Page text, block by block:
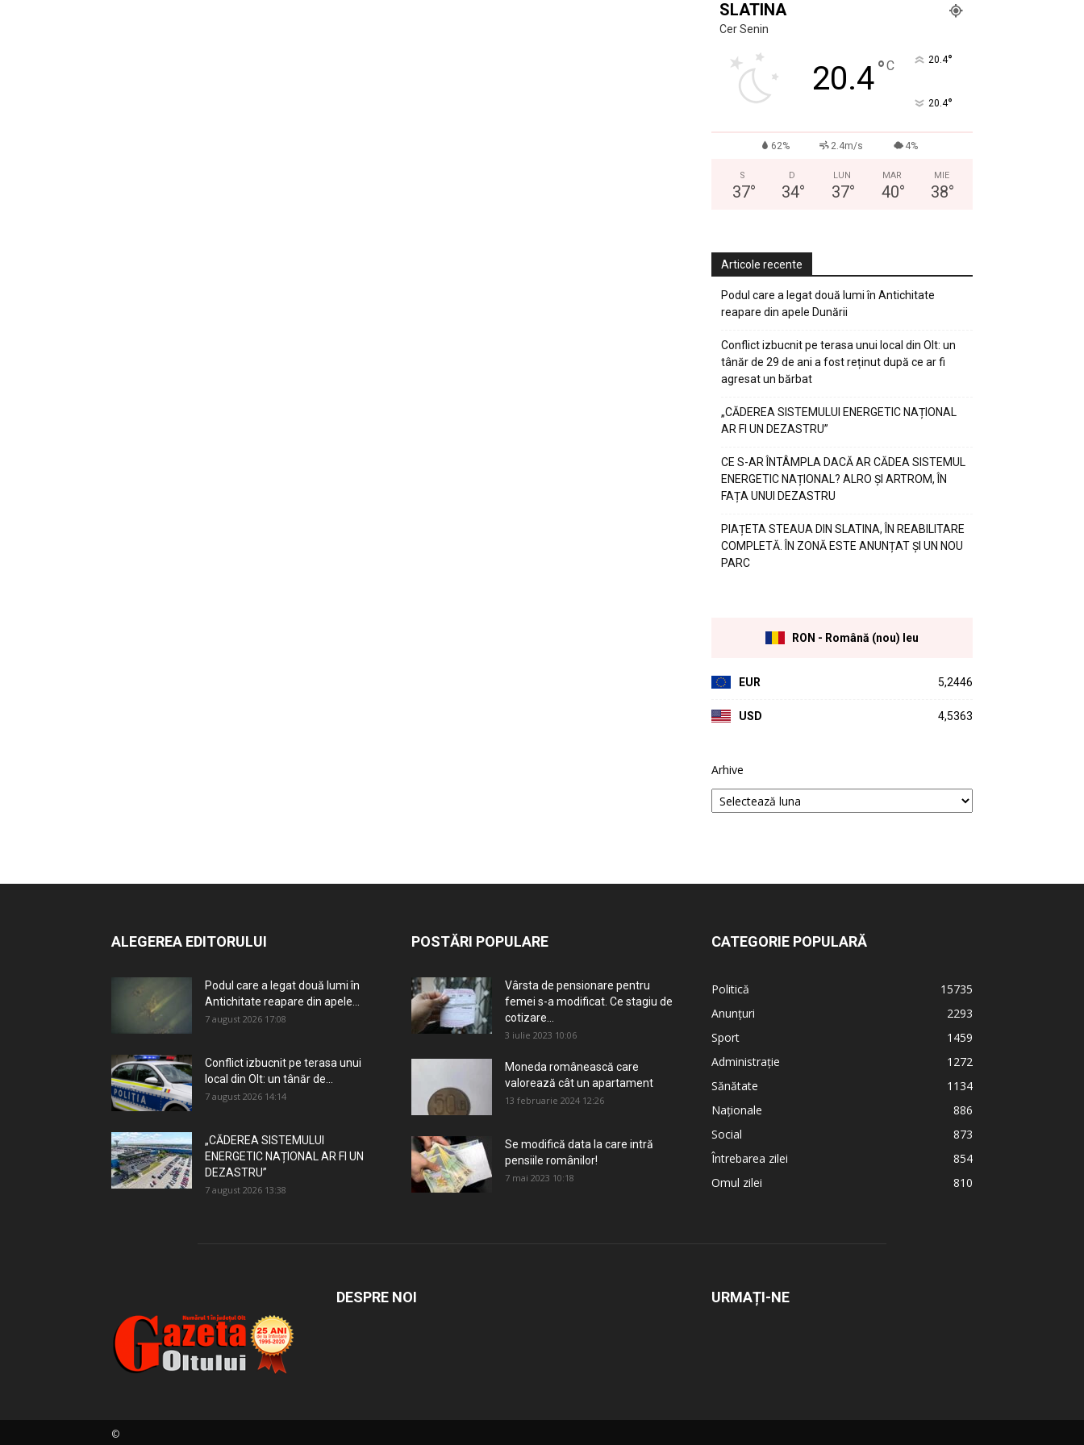
SLATINA
Cer Senin
20.4°C 20.4°
20.4°
62% 2.4m/s 4%
S
37°
D
34°
LUN
37°
MAR
40°
MIE
38°
Articole recente
Podul care a legat două lumi în Antichitate
reapare din apele Dunării
Conflict izbucnit pe terasa unui local din Olt: un
tânăr de 29 de ani a fost reținut după ce ar fi
agresat un bărbat
„CĂDEREA SISTEMULUI ENERGETIC NAȚIONAL
AR FI UN DEZASTRU”
CE S-AR ÎNTÂMPLA DACĂ AR CĂDEA SISTEMUL
ENERGETIC NAȚIONAL? ALRO ȘI ARTROM, ÎN
FAȚA UNUI DEZASTRU
PIAȚETA STEAUA DIN SLATINA, ÎN REABILITARE
COMPLETĂ. ÎN ZONĂ ESTE ANUNȚAT ȘI UN NOU
PARC
RON - Română (nou) leu
EUR 5,2446
USD 4,5363
Arhive
ALEGEREA EDITORULUI
Podul care a legat două lumi în
Antichitate reapare din apele...
7 august 2026 17:08
Conflict izbucnit pe terasa unui
local din Olt: un tânăr de...
7 august 2026 14:14
„CĂDEREA SISTEMULUI
ENERGETIC NAȚIONAL AR FI UN
DEZASTRU”
7 august 2026 13:38
POSTĂRI POPULARE
Vârsta de pensionare pentru
femei s-a modificat. Ce stagiu de
cotizare...
3 iulie 2023 10:06
Moneda românească care
valorează cât un apartament
13 februarie 2024 12:26
Se modifică data la care intră
pensiile românilor!
7 mai 2023 10:18
CATEGORIE POPULARĂ
Politică
15735
Anunțuri
2293
Sport
1459
Administrație
1272
Sănătate
1134
Naționale
886
Social
873
Întrebarea zilei
854
Omul zilei
810
DESPRE NOI URMAȚI-NE
©